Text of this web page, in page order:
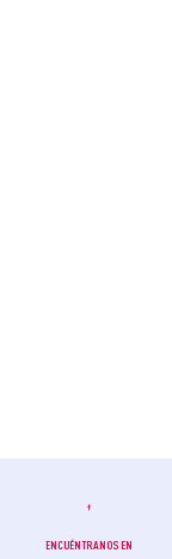
ENCUÉNTRANOS EN